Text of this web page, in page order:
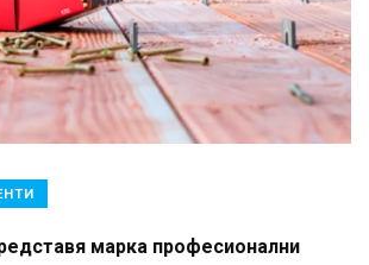
марка професионални